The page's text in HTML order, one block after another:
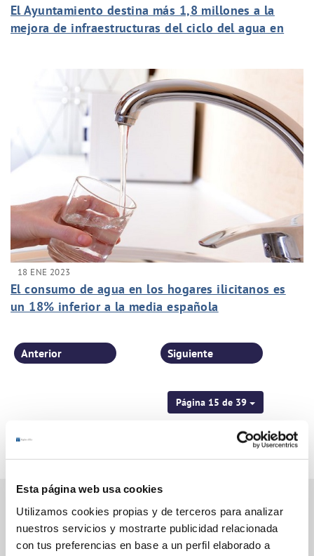
Esta página web usa cookies
Utilizamos cookies propias y de terceros para analizar
nuestros servicios y mostrarte publicidad relacionada
con tus preferencias en base a un perfil elaborado a
El Ayuntamiento destina más 1,8 millones a la
mejora de infraestructuras del ciclo del agua en
18 ENE 2023
El consumo de agua en los hogares ilicitanos es
un 18% inferior a la media española
Página 15 de 39
Anterior Siguiente
Gestiones Online